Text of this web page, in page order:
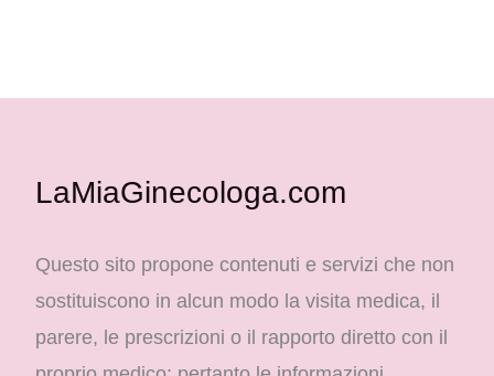
LaMiaGinecologa.com
Questo sito propone contenuti e servizi che non
sostituiscono in alcun modo la visita medica, il
parere, le prescrizioni o il rapporto diretto con il